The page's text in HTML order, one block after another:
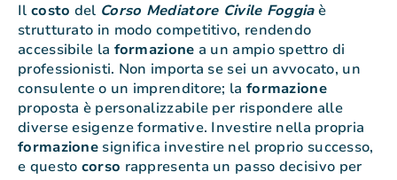
Il costo del Corso Mediatore Civile Foggiaè
strutturato in modo competitivo, rendendo
accessibile la formazione a un ampio spettro di
professionisti. Non importa se sei un avvocato, un
consulente o un imprenditore; la formazione
proposta è personalizzabile per rispondere alle
diverse esigenze formative. Investire nella propria
formazione significa investire nel proprio successo,
e questo corso rappresenta un passo decisivo per